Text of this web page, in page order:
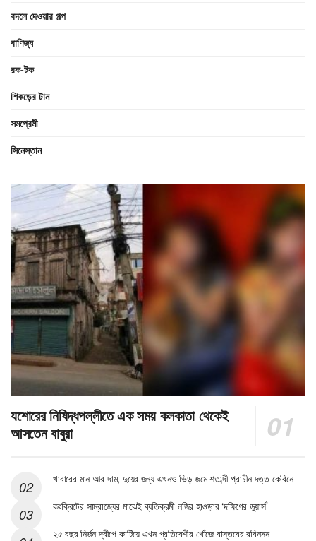
বদলে দেওয়ার গল্প
বাণিজ্য
রক-টক
শিকড়ের টান
সমপ্রেমী
সিনেস্তান
যশোরের নিষিদ্ধপল্লীতে এক সময় কলকাতা থেকেই
আসতেন বাবুরা
খাবারের মান আর দাম, দুয়ের জন্য এখনও ভিড় জমে শতাব্দী প্রাচীন দত্ত কেবিনে
কংক্রিটের সাম্রাজ্যের মাঝেই ব্যতিক্রমী নজির হাওড়ার ‘দক্ষিণের ডুয়ার্স’
২৫ বছর নির্জন দ্বীপে কাটিয়ে এখন প্রতিবেশীর খোঁজে বাস্তবের রবিনসন